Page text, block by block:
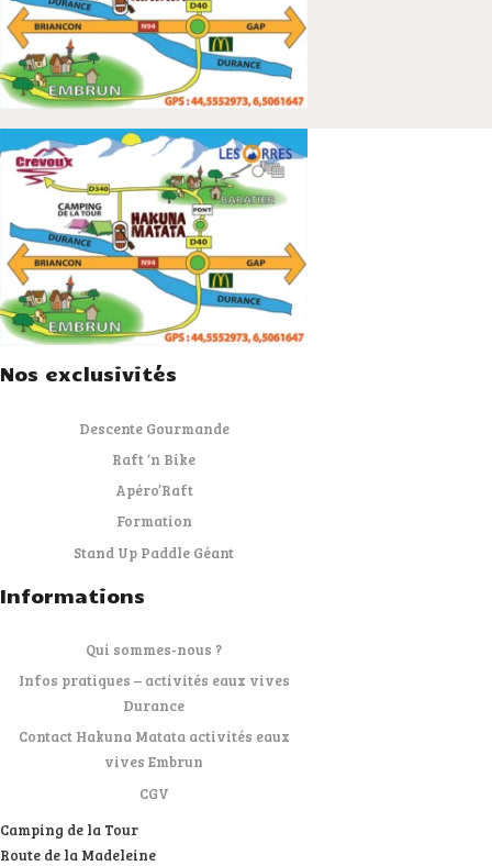
Nos exclusivités
Descente Gourmande
Raft ‘n Bike
Apéro’Raft
Formation
Stand Up Paddle Géant
Informations
Qui sommes-nous ?
Infos pratiques – activités eaux vives
Durance
Contact Hakuna Matata activités eaux
vives Embrun
CGV
Camping de la Tour
Route de la Madeleine